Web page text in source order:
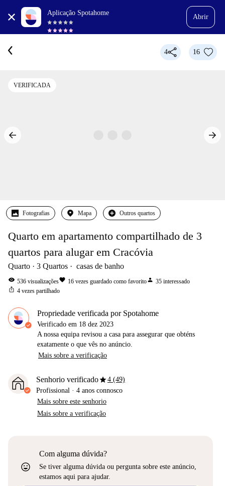
Aplicação Spotahome
Abrir
4 16
VERIFICADA
Fotografias Mapa Outros quartos
Quarto em apartamento compartilhado de 3
quartos para alugar em Cracóvia
Quarto 3 Quartos casas de banho
visibility 536 visualizaçõesfavorite 16 vezes guardado como favoritoperson 35 interessado
ios_share 4 vezes partilhado
Propriedade verificada por Spotahome
Verificado em 18 dez 2023
A nossa equipa revisou a casa para assegurar que obténs
exatamente o que vês no anúncio.
Mais sobre a verificação
Senhorio verificadostar4 (49)
Profissional · 4 anos connosco
Mais sobre este senhorio
Mais sobre a verificação
sentiment_very_satisfied
Com alguma dúvida?
Se tiver alguma dúvida ou pergunta sobre este anúncio,
estamos aqui para ajudar.